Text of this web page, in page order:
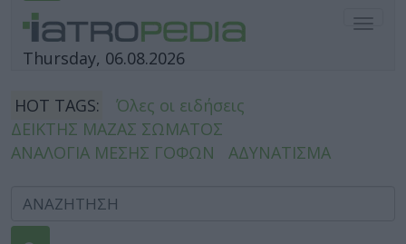
Thursday, 06.08.2026
HOT TAGS:
Όλες οι ειδήσεις
ΔΕΙΚΤΗΣ ΜΑΖΑΣ ΣΩΜΑΤΟΣ
ΑΝΑΛΟΓΙΑ ΜΕΣΗΣ ΓΟΦΩΝ
ΑΔΥΝΑΤΙΣΜΑ